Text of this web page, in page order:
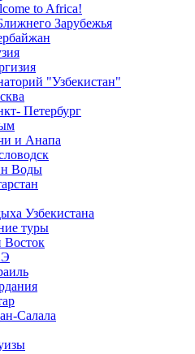
to Africa!
Зарубежья
"Узбекистан"
Петербург
и Анапа
Воды
Узбекистана
туры
Салала